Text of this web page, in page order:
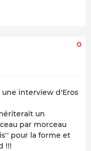
0
interview d'Eros
un
par morceau
pour la forme et
!!!